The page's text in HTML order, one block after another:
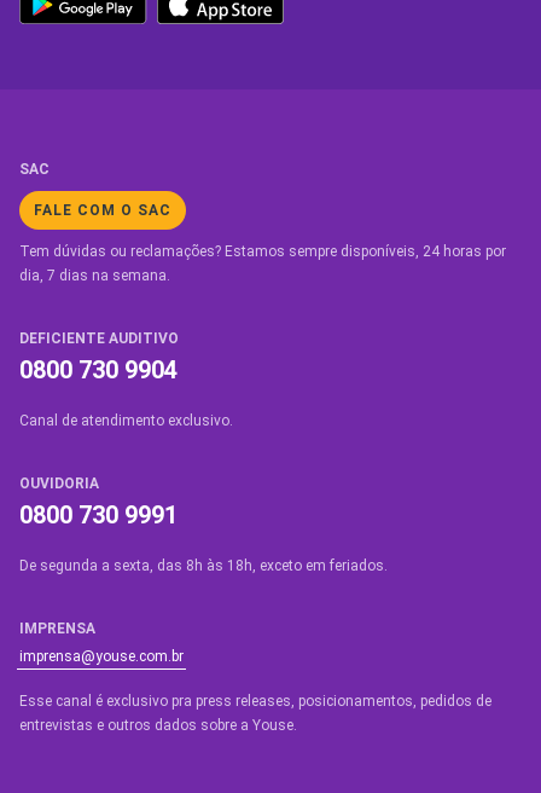
SAC
FALE COM O SAC
Tem dúvidas ou reclamações? Estamos sempre disponíveis, 24 horas por
dia, 7 dias na semana.
DEFICIENTE AUDITIVO
0800 730 9904
Canal de atendimento exclusivo.
OUVIDORIA
0800 730 9991
De segunda a sexta, das 8h às 18h, exceto em feriados.
IMPRENSA
imprensa@youse.com.br
Esse canal é exclusivo pra press releases, posicionamentos, pedidos de
entrevistas e outros dados sobre a Youse.​